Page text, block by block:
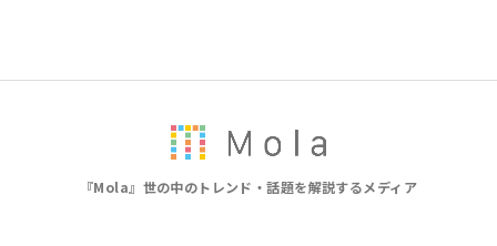
『Mola』世の中のトレンド・話題を解説するメディア